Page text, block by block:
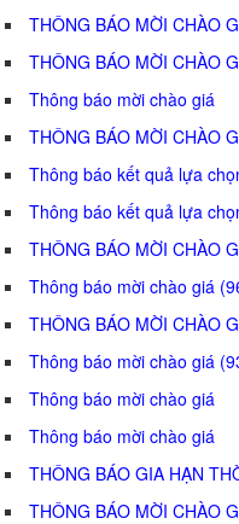
THÔNG BÁO MỜI CHÀO
THÔNG BÁO MỜI CHÀO
Thông báo mời chào giá
THÔNG BÁO MỜI CHÀO
Thông báo kết quả lựa
Thông báo kết quả lựa
THÔNG BÁO MỜI CHÀO
Thông báo mời chào giá
THÔNG BÁO MỜI CHÀO
Thông báo mời chào giá
Thông báo mời chào giá
Thông báo mời chào giá
THÔNG BÁO GIA HẠN
THÔNG BÁO MỜI CHÀO